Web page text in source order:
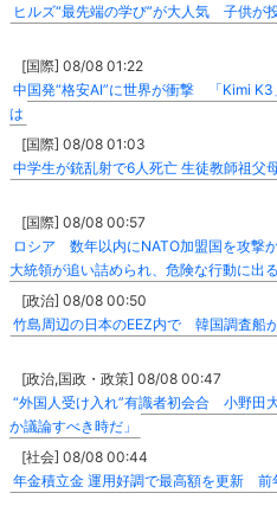
ヒルズ“最先端の学び”が大人気 子供が
[国際] 08/08 01:22
中国発“格安AI”に世界が衝撃 「Kimi
は
[国際] 08/08 01:03
中学生が銃乱射で6人死亡 生徒教師祖
[国際] 08/08 00:57
ロシア 数年以内にNATO加盟国を攻
大統領が追い詰められ、危険な行動に出
[政治] 08/08 00:50
竹島周辺の日本のEEZ内で 韓国調査船
[政治,国政・政策] 08/08 00:47
“外国人受け入れ”有識者初会合 小野田
か議論すべき時だ」
[社会] 08/08 00:44
年金積立金 運用好調で最高額を更新